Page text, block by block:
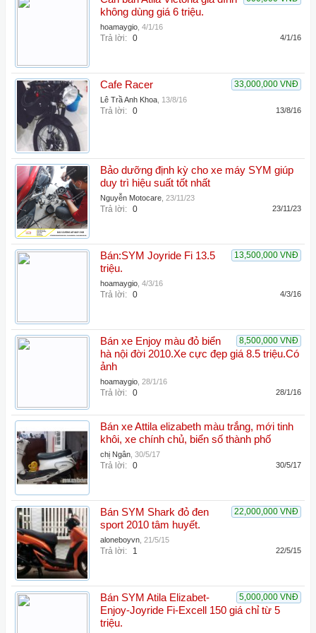
không dùng giá 6 triệu.
hoamaygio 4/1/16
Trả lời: 0 4/1/16
33,000,000 VNĐ
Cafe Racer
Lê Trầ Anh Khoa 13/8/16
Trả lời: 0 13/8/16
Bảo dưỡng định kỳ cho xe máy SYM giúp
duy trì hiệu suất tốt nhất
Nguyễn Motocare 23/11/23
Trả lời: 0 23/11/23
13,500,000 VNĐ
Bán:SYM Joyride Fi 13.5
triệu.
hoamaygio 4/3/16
Trả lời: 0 4/3/16
8,500,000 VNĐ
Bán xe Enjoy màu đỏ biển
hà nội đời 2010.Xe cực đẹp giá 8.5 triệu.Có
ảnh
hoamaygio 28/1/16
Trả lời: 0 28/1/16
Bán xe Attila elizabeth màu trắng, mới tinh
khôi, xe chính chủ, biển số thành phố
chị Ngân 30/5/17
Trả lời: 0 30/5/17
22,000,000 VNĐ
Bán SYM Shark đỏ đen
sport 2010 tâm huyết.
aloneboyvn 21/5/15
Trả lời: 1 22/5/15
5,000,000 VNĐ
Bán SYM Atila Elizabet-
Enjoy-Joyride Fi-Excell 150 giá chỉ từ 5
triệu.